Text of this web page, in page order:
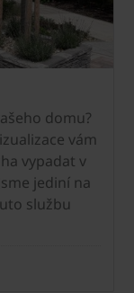
domu?
vám
vypadat v
jediní na
službu